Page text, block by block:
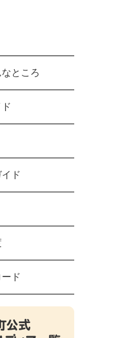
ところ
ド
ド